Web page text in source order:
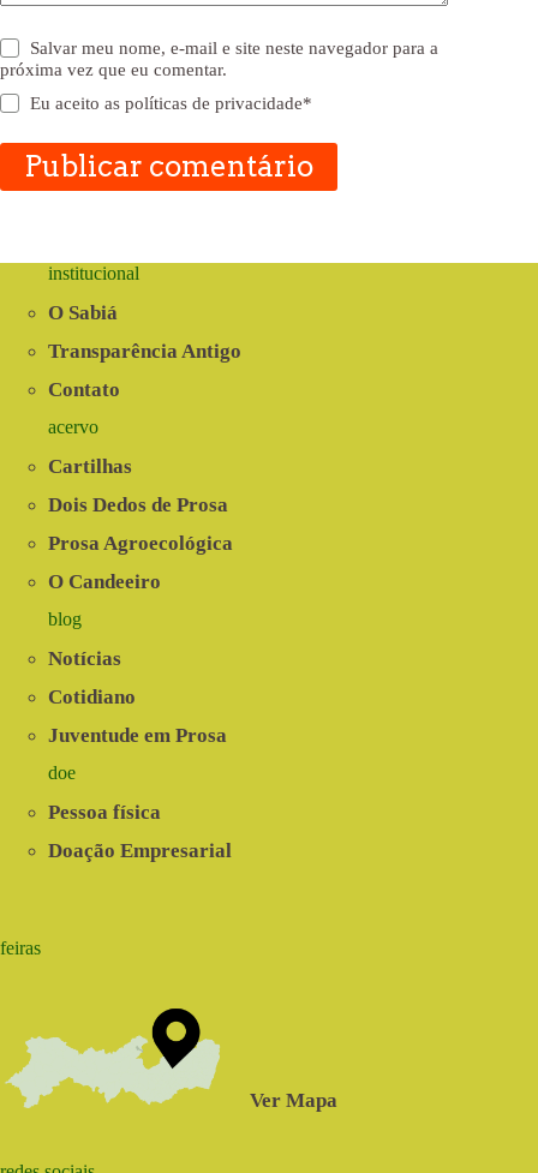
Salvar meu nome, e-mail e site neste navegador para a
próxima vez que eu comentar.
Eu aceito aspolíticas de privacidade*
Publicar comentário
institucional
O Sabiá
Transparência Antigo
Contato
acervo
Cartilhas
Dois Dedos de Prosa
Prosa Agroecológica
O Candeeiro
blog
Notícias
Cotidiano
Juventude em Prosa
doe
Pessoa física
Doação Empresarial
feiras
Ver Mapa